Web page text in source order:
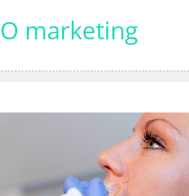
marketing